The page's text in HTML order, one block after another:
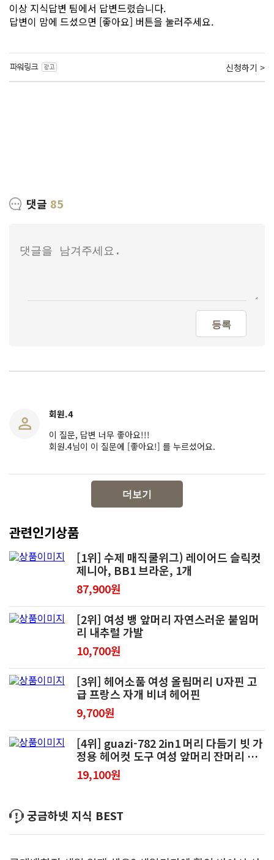
이상 지식답변 팀에서 답변드렸습니다.
답변이 맘에 드셨으면 [좋아요] 버튼을 눌러주세요.
신청하기 >
댓글 85
등록
회원.4
이 질문, 답변 너무 좋아요!!!
회원.4님이 이 질문에 [좋아요!] 를 누르셨어요.
더보기
관련인기상품
[1위] 수제 매직쿨위그) 레이어드 슬릭컷
제니아, BB1 브라운, 1개
87,900원
[2위] 여성 뱅 앞머리 자연스러운 붙임머
리 내추럴 가발
10,700원
[3위] 헤어소품 여성 올림머리 U자핀 고
급 프랑스 자개 비녀 헤어핀
9,700원
[4위] guazi-782 2in1 머리 다듬기 빗 가
정용 헤어컷 도구 여성 앞머리 잔머리 정
리빗 (오비트플로우 유한회사 Co. Ltd.)
19,100원
궁금하넷 지식 BEST